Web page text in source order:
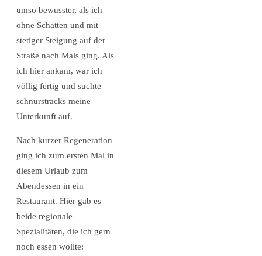
umso bewusster, als ich
ohne Schatten und mit
stetiger Steigung auf der
Straße nach Mals ging. Als
ich hier ankam, war ich
völlig fertig und suchte
schnurstracks meine
Unterkunft auf.
Nach kurzer Regeneration
ging ich zum ersten Mal in
diesem Urlaub zum
Abendessen in ein
Restaurant. Hier gab es
beide regionale
Spezialitäten, die ich gern
noch essen wollte: